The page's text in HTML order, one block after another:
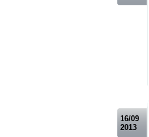
16/09
2013